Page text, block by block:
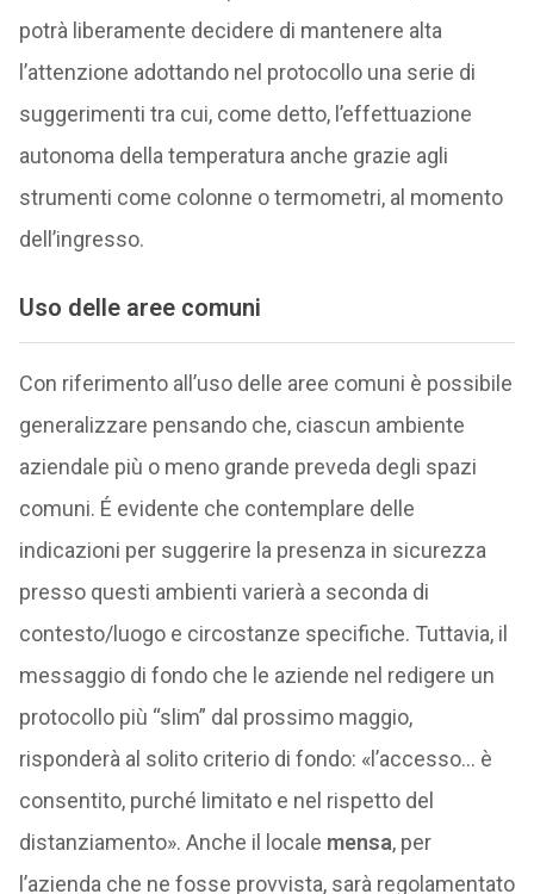
potrà liberamente decidere di mantenere alta
l’attenzione adottando nel protocollo una serie di
suggerimenti tra cui, come detto, l’effettuazione
autonoma della temperatura anche grazie agli
strumenti come colonne o termometri, al momento
dell’ingresso.
Uso delle aree comuni
Con riferimento all’uso delle aree comuni è possibile
generalizzare pensando che, ciascun ambiente
aziendale più o meno grande preveda degli spazi
comuni. É evidente che contemplare delle
indicazioni per suggerire la presenza in sicurezza
presso questi ambienti varierà a seconda di
contesto/luogo e circostanze specifiche. Tuttavia, il
messaggio di fondo che le aziende nel redigere un
protocollo più “slim” dal prossimo maggio,
risponderà al solito criterio di fondo: «l’accesso… è
consentito, purché limitato e nel rispetto del
distanziamento». Anche il locale mensa, per
l’azienda che ne fosse provvista, sarà regolamentato